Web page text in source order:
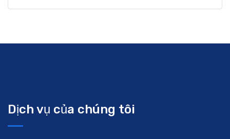
Dịch vụ của chúng tôi